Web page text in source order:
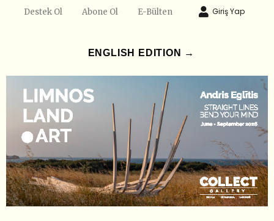
Destek Ol Abone Ol E-Bülten Giriş Yap
ENGLISH EDITION →